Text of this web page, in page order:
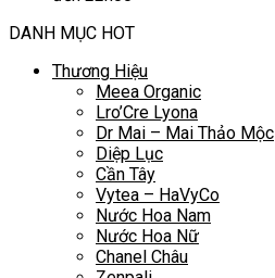
DANH MỤC HOT
Thương Hiệu
Meea Organic
Lro’Cre Lyona
Dr Mai – Mai Thảo Mộc
Diệp Lục
Cần Tây
Vytea – HaVyCo
Nước Hoa Nam
Nước Hoa Nữ
Chanel Châu